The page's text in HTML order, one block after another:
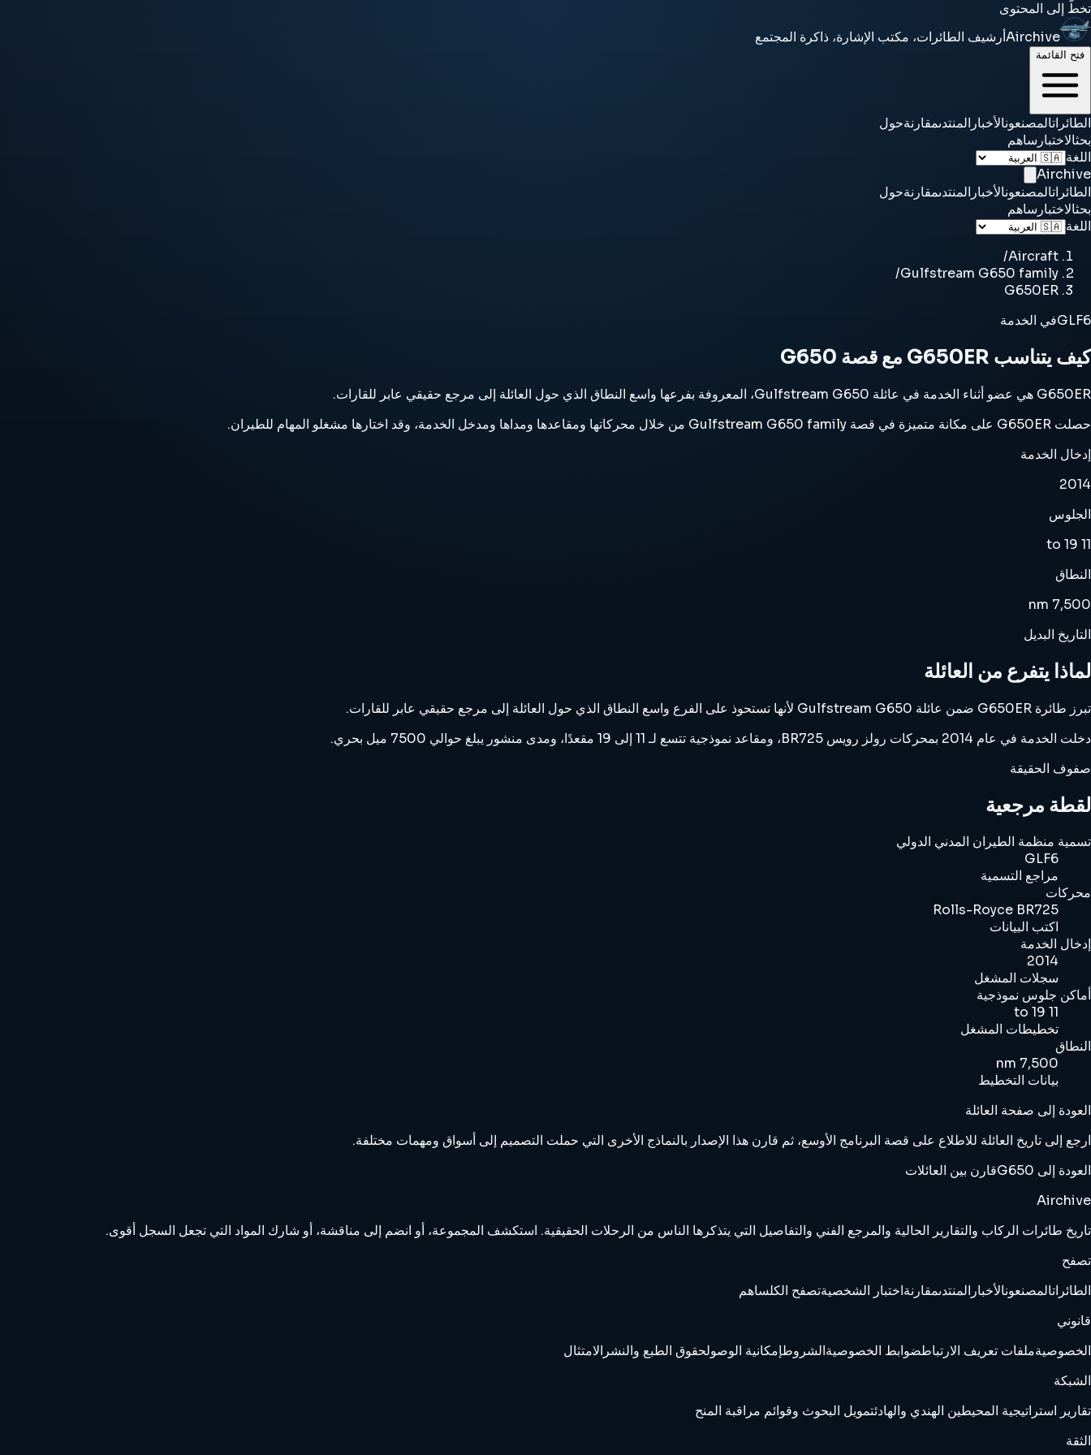
تخطَّ إلى المحتوى
Airchiveأرشيف الطائرات، مكتب الإشارة، ذاكرة المجتمع
فتح القائمة
الطائراتالمصنعونالأخبار المنتدىمقارنةحول
بحثالاختبار ساهم
اللغة
Airchive
الطائراتالمصنعونالأخبار المنتدىمقارنةحول
بحثالاختبار ساهم
اللغة
Aircraft
/
Gulfstream G650 family
/
G650ER
GLF6في الخدمة
كيف يتناسب G650ER مع قصة G650
G650ER هي عضو أثناء الخدمة في عائلة Gulfstream G650، المعروفة بفرعها واسع النطاق الذي حول العائلة إلى مرجع حقيقي عابر للقارات.
حصلت G650ER على مكانة متميزة في قصة Gulfstream G650 family من خلال محركاتها ومقاعدها ومداها ومدخل الخدمة، وقد اختارها مشغلو المهام للطيران.
إدخال الخدمة
2014
الجلوس
11 to 19
النطاق
7,500 nm
التاريخ البديل
لماذا يتفرع من العائلة
تبرز طائرة G650ER ضمن عائلة Gulfstream G650 لأنها تستحوذ على الفرع واسع النطاق الذي حول العائلة إلى مرجع حقيقي عابر للقارات.
دخلت الخدمة في عام 2014 بمحركات رولز رويس BR725، ومقاعد نموذجية تتسع لـ 11 إلى 19 مقعدًا، ومدى منشور يبلغ حوالي 7500 ميل بحري.
صفوف الحقيقة
لقطة مرجعية
تسمية منظمة الطيران المدني الدولي
GLF6
مراجع التسمية
محركات
Rolls-Royce BR725
اكتب البيانات
إدخال الخدمة
2014
سجلات المشغل
أماكن جلوس نموذجية
11 to 19
تخطيطات المشغل
النطاق
7,500 nm
بيانات التخطيط
العودة إلى صفحة العائلة
ارجع إلى تاريخ العائلة للاطلاع على قصة البرنامج الأوسع، ثم قارن هذا الإصدار بالنماذج الأخرى التي حملت التصميم إلى أسواق ومهمات مختلفة.
العودة إلى G650
قارن بين العائلات
Airchive
تاريخ طائرات الركاب والتقارير الحالية والمرجع الفني والتفاصيل التي يتذكرها الناس من الرحلات الحقيقية. استكشف المجموعة، أو انضم إلى مناقشة، أو شارك المواد التي تجعل السجل أقوى.
تصفح
الطائراتالمصنعونالأخبار المنتدىمقارنةاختبار الشخصيةتصفح الكلساهم
قانوني
الخصوصيةملفات تعريف الارتباطضوابط الخصوصيةالشروطإمكانية الوصولحقوق الطبع والنشر الامتثال
الشبكة
تقارير استراتيجية المحيطين الهندي والهادئتمويل البحوث وقوائم مراقبة المنح
الثقة